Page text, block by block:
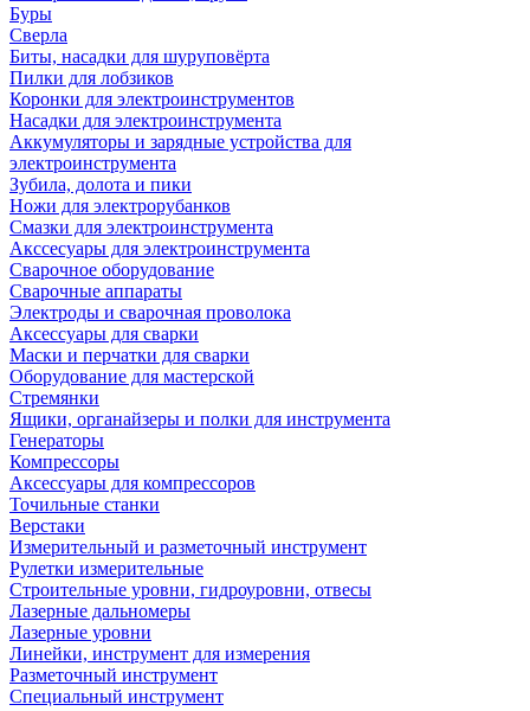
Буры
Сверла
Биты, насадки для шуруповёрта
Пилки для лобзиков
Коронки для электроинструментов
Насадки для электроинструмента
Аккумуляторы и зарядные устройства для
электроинструмента
Зубила, долота и пики
Ножи для электрорубанков
Смазки для электроинструмента
Акссесуары для электроинструмента
Сварочное оборудование
Сварочные аппараты
Электроды и сварочная проволока
Аксессуары для сварки
Маски и перчатки для сварки
Оборудование для мастерской
Стремянки
Ящики, органайзеры и полки для инструмента
Генераторы
Компрессоры
Аксессуары для компрессоров
Точильные станки
Верстаки
Измерительный и разметочный инструмент
Рулетки измерительные
Строительные уровни, гидроуровни, отвесы
Лазерные дальномеры
Лазерные уровни
Линейки, инструмент для измерения
Разметочный инструмент
Специальный инструмент